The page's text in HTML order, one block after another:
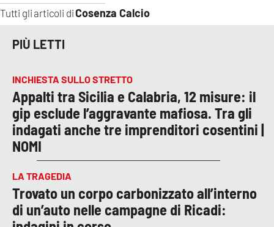
Tutti gli articoli diCosenza Calcio
PIÙ LETTI
INCHIESTA SULLO STRETTO
Appalti tra Sicilia e Calabria, 12 misure: il
gip esclude l’aggravante mafiosa. Tra gli
indagati anche tre imprenditori cosentini |
NOMI
LA TRAGEDIA
Trovato un corpo carbonizzato all’interno
di un’auto nelle campagne di Ricadi: